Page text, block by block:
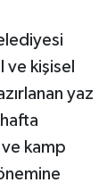
kişisel
yaz
kamp